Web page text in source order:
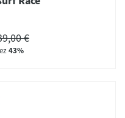
€
43%